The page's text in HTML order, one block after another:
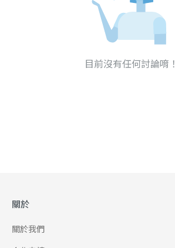
目前沒有任何討論唷！
關於
關於我們